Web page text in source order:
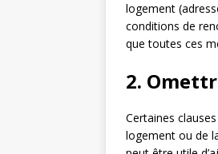
logement
conditions de
que toutes ces
2.
Certaines
logement ou de